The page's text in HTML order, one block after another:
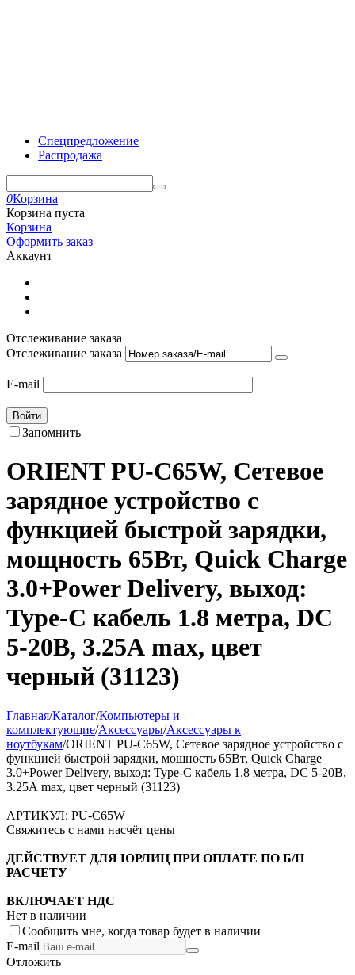
Спецпредложение
Распродажа
0Корзина
Корзина пуста
Корзина
Оформить заказ
Аккаунт
Отслеживание заказа
Отслеживание заказа
E-mail
Войти
Запомнить
ORIENT PU-C65W, Сетевое
зарядное устройство с
функцией быстрой зарядки,
мощность 65Вт, Quick Charge
3.0+Power Delivery, выход:
Type-C кабель 1.8 метра, DC
5-20В, 3.25А max, цвет
черный (31123)
Главная/Каталог/Компьютеры и
комплектующие/Аксессуары/Аксессуары к
ноутбукам/ORIENT PU-C65W, Сетевое зарядное устройство с
функцией быстрой зарядки, мощность 65Вт, Quick Charge
3.0+Power Delivery, выход: Type-C кабель 1.8 метра, DC 5-20В,
3.25А max, цвет черный (31123)
АРТИКУЛ: PU-C65W
Свяжитесь с нами насчёт цены
ДЕЙСТВУЕТ ДЛЯ ЮРЛИЦ ПРИ ОПЛАТЕ ПО Б/Н
РАСЧЕТУ
ВКЛЮЧАЕТ НДС
Нет в наличии
Сообщить мне, когда товар будет в наличии
E-mail
Отложить